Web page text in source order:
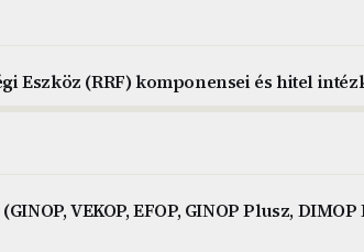
Eszköz (RRF) komponensei és hitel
VEKOP, EFOP, GINOP Plusz, DIMOP